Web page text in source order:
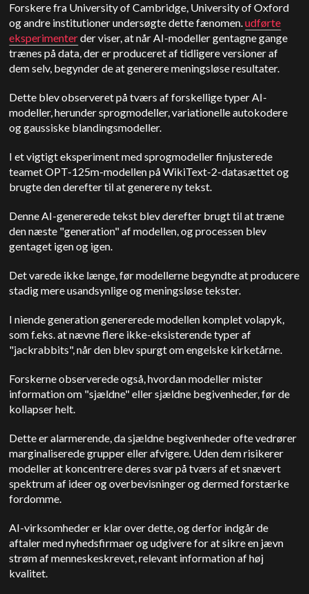
Forskere fra University of Cambridge, University of Oxford
og andre institutioner undersøgte dette fænomen.udførte
eksperimenterder viser, at når AI-modeller gentagne gange
trænes på data, der er produceret af tidligere versioner af
dem selv, begynder de at generere meningsløse resultater.
Dette blev observeret på tværs af forskellige typer AI-
modeller, herunder sprogmodeller, variationelle autokodere
og gaussiske blandingsmodeller.
I et vigtigt eksperiment med sprogmodeller finjusterede
teamet OPT-125m-modellen på WikiText-2-datasættet og
brugte den derefter til at generere ny tekst.
Denne AI-genererede tekst blev derefter brugt til at træne
den næste "generation" af modellen, og processen blev
gentaget igen og igen.
Det varede ikke længe, før modellerne begyndte at producere
stadig mere usandsynlige og meningsløse tekster.
I niende generation genererede modellen komplet volapyk,
som f.eks. at nævne flere ikke-eksisterende typer af
"jackrabbits", når den blev spurgt om engelske kirketårne.
Forskerne observerede også, hvordan modeller mister
information om "sjældne" eller sjældne begivenheder, før de
kollapser helt.
Dette er alarmerende, da sjældne begivenheder ofte vedrører
marginaliserede grupper eller afvigere. Uden dem risikerer
modeller at koncentrere deres svar på tværs af et snævert
spektrum af ideer og overbevisninger og dermed forstærke
fordomme.
AI-virksomheder er klar over dette, og derfor indgår de
aftaler med nyhedsfirmaer og udgivere for at sikre en jævn
strøm af menneskeskrevet, relevant information af høj
kvalitet.